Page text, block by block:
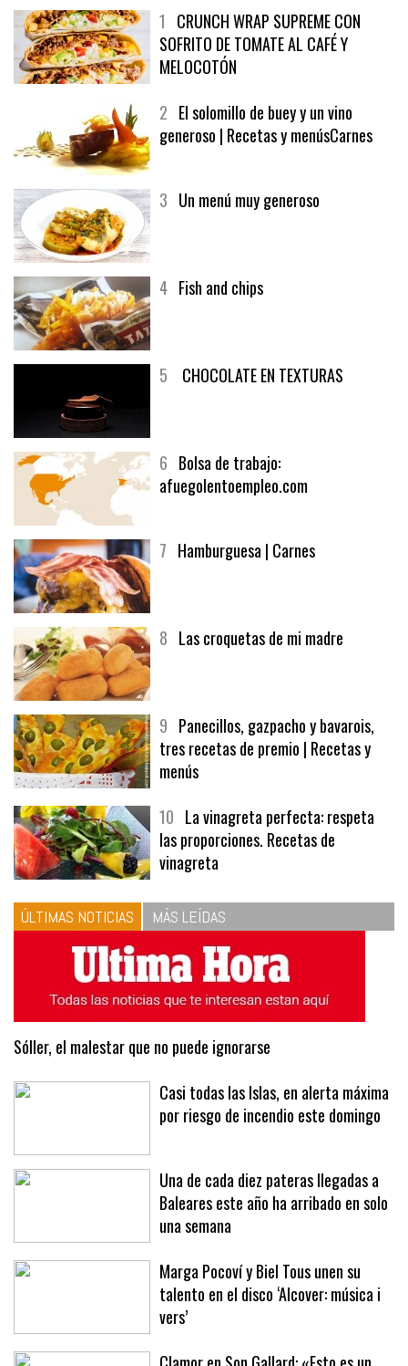
1CRUNCH WRAP SUPREME CON
SOFRITO DE TOMATE AL CAFÉ Y
MELOCOTÓN
2El solomillo de buey y un vino
6Bolsa de trabajo:
9Panecillos, gazpacho y bavarois,
tres recetas de premio | Recetas y
menús
10La vinagreta perfecta: respeta
las proporciones. Recetas de
vinagreta
ÚLTIMAS NOTICIAS MÁS LEÍDAS
Sóller, el malestar que no puede ignorarse
Casi todas las Islas, en alerta máxima
Una de cada diez pateras llegadas a
Baleares este año ha arribado en solo
una semana
Marga Pocoví y Biel Tous unen su
talento en el disco ‘Alcover: música i
vers’